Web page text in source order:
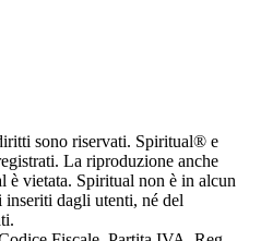
sono riservati. Spiritual® e
La riproduzione anche
è vietata. Spiritual non è in alcun
inseriti dagli utenti, né del